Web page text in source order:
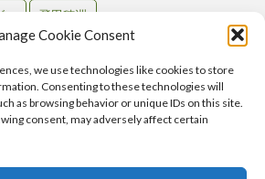
Cookie Consent
we use technologies like cookies to store
Consenting to these technologies will
as browsing behavior or unique IDs on this site.
consent, may adversely affect certain
飛田穂洲
Back to Top